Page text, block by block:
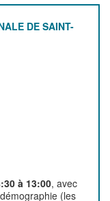
DE SAINT-
à 13:00, avec
(les